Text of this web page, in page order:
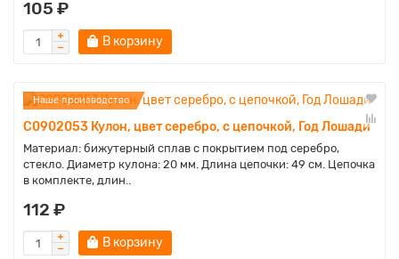
105 ₽
В корзину
Наше производство
C0902053 Кулон, цвет серебро, с цепочкой, Год Лошади
Материал: бижутерный сплав с покрытием под серебро,
стекло. Диаметр кулона: 20 мм. Длина цепочки: 49 см. Цепочка
в комплекте, длин..
112 ₽
В корзину